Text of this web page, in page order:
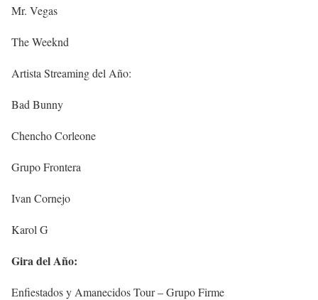
Mr. Vegas
The Weeknd
Artista Streaming del Año:
Bad Bunny
Chencho Corleone
Grupo Frontera
Ivan Cornejo
Karol G
Gira del Año:
Enfiestados y Amanecidos Tour – Grupo Firme